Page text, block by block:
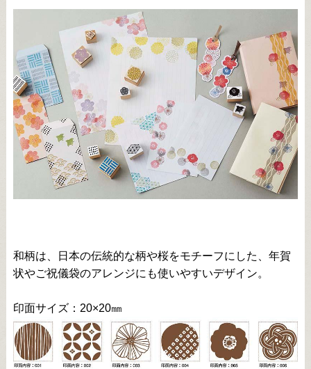
和柄は、日本の伝統的な柄や桜をモチーフにした、年賀
状やご祝儀袋のアレンジにも使いやすいデザイン。
印面サイズ：20×20㎜